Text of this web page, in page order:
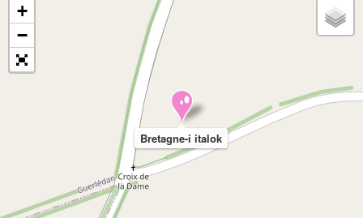
Bretagne-i italok
+
−